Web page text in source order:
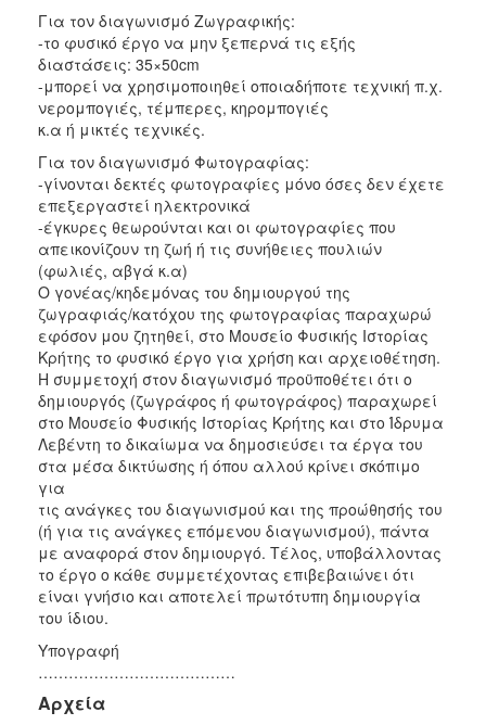
Για τον διαγωνισμό Ζωγραφικής:
-το φυσικό έργο να μην ξεπερνά τις εξής
διαστάσεις: 35×50cm
-μπορεί να χρησιμοποιηθεί οποιαδήποτε τεχνική π.χ.
νερομπογιές, τέμπερες, κηρομπογιές
κ.α ή μικτές τεχνικές.
Για τον διαγωνισμό Φωτογραφίας:
-γίνονται δεκτές φωτογραφίες μόνο όσες δεν έχετε
επεξεργαστεί ηλεκτρονικά
-έγκυρες θεωρούνται και οι φωτογραφίες που
απεικονίζουν τη ζωή ή τις συνήθειες πουλιών
(φωλιές, αβγά κ.α)
Ο γονέας/κηδεμόνας του δημιουργού της
ζωγραφιάς/κατόχου της φωτογραφίας παραχωρώ
εφόσον μου ζητηθεί, στο Μουσείο Φυσικής Ιστορίας
Κρήτης το φυσικό έργο για χρήση και αρχειοθέτηση.
Η συμμετοχή στον διαγωνισμό προϋποθέτει ότι ο
δημιουργός (ζωγράφος ή φωτογράφος) παραχωρεί
στο Μουσείο Φυσικής Ιστορίας Κρήτης και στο Ίδρυμα
Λεβέντη το δικαίωμα να δημοσιεύσει τα έργα του
στα μέσα δικτύωσης ή όπου αλλού κρίνει σκόπιμο
για
τις ανάγκες του διαγωνισμού και της προώθησής του
(ή για τις ανάγκες επόμενου διαγωνισμού), πάντα
με αναφορά στον δημιουργό. Τέλος, υποβάλλοντας
το έργο ο κάθε συμμετέχοντας επιβεβαιώνει ότι
είναι γνήσιο και αποτελεί πρωτότυπη δημιουργία
του ίδιου.
Υπογραφή
…………………………………
Αρχεία